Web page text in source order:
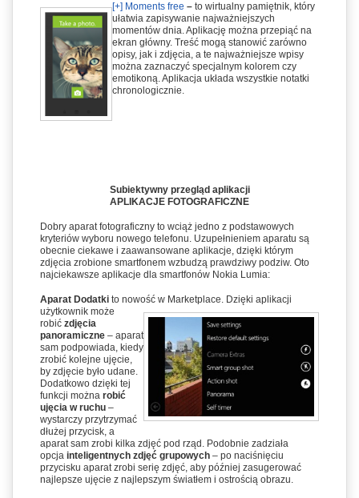
[+] Moments free – to wirtualny pamiętnik, który
ułatwia zapisywanie najważniejszych
momentów dnia. Aplikację można przepiąć na
ekran główny. Treść mogą stanowić zarówno
opisy, jak i zdjęcia, a te najważniejsze wpisy
można zaznaczyć specjalnym kolorem czy
emotikoną. Aplikacja układa wszystkie notatki
chronologicznie.
Subiektywny przegląd aplikacji
APLIKACJE FOTOGRAFICZNE
Dobry aparat fotograficzny to wciąż jedno z podstawowych
kryteriów wyboru nowego telefonu. Uzupełnieniem aparatu są
obecnie ciekawe i zaawansowane aplikacje, dzięki którym
zdjęcia zrobione smartfonem wzbudzą prawdziwy podziw. Oto
najciekawsze aplikacje dla smartfonów Nokia Lumia:
Aparat Dodatki to nowość w Marketplace. Dzięki aplikacji
użytkownik może
robić zdjęcia
panoramiczne – aparat
sam podpowiada, kiedy
zrobić kolejne ujęcie,
by zdjęcie było udane.
Dodatkowo dzięki tej
funkcji można robić
ujęcia w ruchu –
wystarczy przytrzymać
dłużej przycisk, a
aparat sam zrobi kilka zdjęć pod rząd. Podobnie zadziała
opcja inteligentnych zdjęć grupowych – po naciśnięciu
przycisku aparat zrobi serię zdjęć, aby później zasugerować
najlepsze ujęcie z najlepszym światłem i ostrością obrazu.